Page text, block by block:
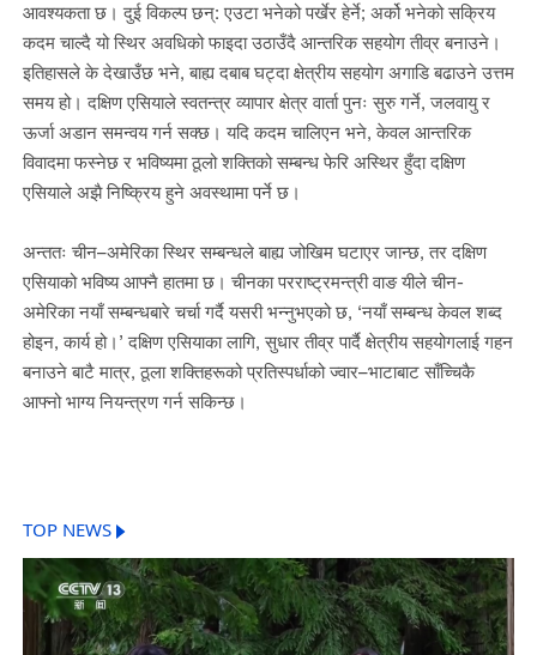
आवश्यकता छ। दुई विकल्प छन्: एउटा भनेको पर्खेर हेर्ने; अर्को भनेको सक्रिय
कदम चाल्दै यो स्थिर अवधिको फाइदा उठाउँदै आन्तरिक सहयोग तीव्र बनाउने।
इतिहासले के देखाउँछ भने, बाह्य दबाब घट्दा क्षेत्रीय सहयोग अगाडि बढाउने उत्तम
समय हो। दक्षिण एसियाले स्वतन्त्र व्यापार क्षेत्र वार्ता पुनः सुरु गर्ने, जलवायु र
ऊर्जा अडान समन्वय गर्न सक्छ। यदि कदम चालिएन भने, केवल आन्तरिक
विवादमा फस्नेछ र भविष्यमा ठूलो शक्तिको सम्बन्ध फेरि अस्थिर हुँदा दक्षिण
एसियाले अझै निष्क्रिय हुने अवस्थामा पर्ने छ।
अन्ततः चीन–अमेरिका स्थिर सम्बन्धले बाह्य जोखिम घटाएर जान्छ, तर दक्षिण
एसियाको भविष्य आफ्नै हातमा छ। चीनका परराष्ट्रमन्त्री वाङ यीले चीन-
अमेरिका नयाँ सम्बन्धबारे चर्चा गर्दै यसरी भन्नुभएको छ, ‘नयाँ सम्बन्ध केवल शब्द
होइन, कार्य हो।’ दक्षिण एसियाका लागि, सुधार तीव्र पार्दै क्षेत्रीय सहयोगलाई गहन
बनाउने बाटै मात्र, ठूला शक्तिहरूको प्रतिस्पर्धाको ज्वार–भाटाबाट साँच्चिकै
आफ्नो भाग्य नियन्त्रण गर्न सकिन्छ।
TOP NEWS